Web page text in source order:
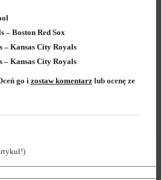
– Boston Red Sox
– Kansas City Royals
– Kansas City Royals
go i zostaw komentarz lub ocenę ze